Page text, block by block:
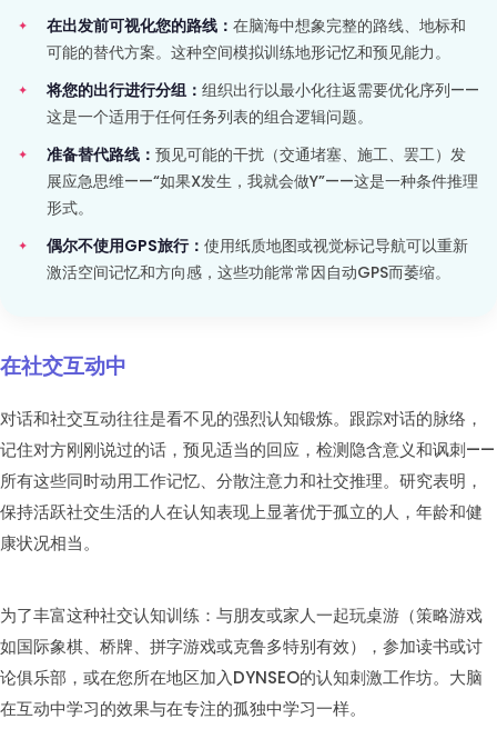
在出发前可视化您的路线： 在脑海中想象完整的路线、地标和
可能的替代方案。这种空间模拟训练地形记忆和预见能力。
将您的出行进行分组： 组织出行以最小化往返需要优化序列——
这是一个适用于任何任务列表的组合逻辑问题。
准备替代路线： 预见可能的干扰（交通堵塞、施工、罢工）发
展应急思维——“如果X发生，我就会做Y”——这是一种条件推理
形式。
偶尔不使用GPS旅行： 使用纸质地图或视觉标记导航可以重新
激活空间记忆和方向感，这些功能常常因自动GPS而萎缩。
在社交互动中
对话和社交互动往往是看不见的强烈认知锻炼。跟踪对话的脉络，
记住对方刚刚说过的话，预见适当的回应，检测隐含意义和讽刺——
所有这些同时动用工作记忆、分散注意力和社交推理。研究表明，
保持活跃社交生活的人在认知表现上显著优于孤立的人，年龄和健
康状况相当。
为了丰富这种社交认知训练：与朋友或家人一起玩桌游（策略游戏
如国际象棋、桥牌、拼字游戏或克鲁多特别有效），参加读书或讨
论俱乐部，或在您所在地区加入DYNSEO的认知刺激工作坊。大脑
在互动中学习的效果与在专注的孤独中学习一样。